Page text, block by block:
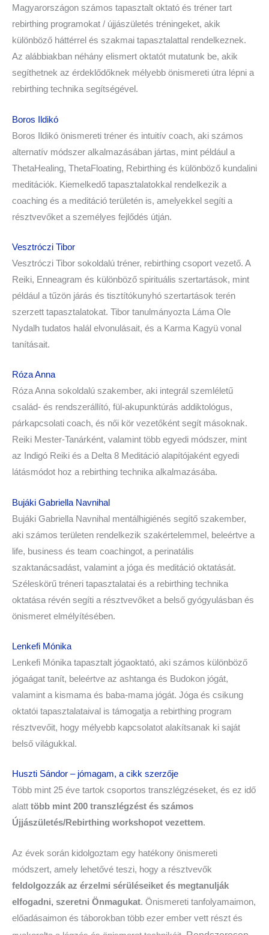
Magyarországon számos tapasztalt oktató és tréner tart
rebirthing programokat / újjászületés tréningeket, akik
különböző háttérrel és szakmai tapasztalattal rendelkeznek.
Az alábbiakban néhány elismert oktatót mutatunk be, akik
segíthetnek az érdeklődőknek mélyebb önismereti útra lépni a
rebirthing technika segítségével.
Boros Ildikó
Boros Ildikó önismereti tréner és intuitív coach, aki számos
alternatív módszer alkalmazásában jártas, mint például a
ThetaHealing, ThetaFloating, Rebirthing és különböző kundalini
meditációk. Kiemelkedő tapasztalatokkal rendelkezik a
coaching és a meditáció területén is, amelyekkel segíti a
résztvevőket a személyes fejlődés útján.
Vesztróczi Tibor
Vesztróczi Tibor sokoldalú tréner, rebirthing csoport vezető. A
Reiki, Enneagram és különböző spirituális szertartások, mint
például a tűzön járás és tisztítókunyhó szertartások terén
szerzett tapasztalatokat. Tibor tanulmányozta Láma Ole
Nydalh tudatos halál elvonulásait, és a Karma Kagyü vonal
tanításait.
Róza Anna
Róza Anna sokoldalú szakember, aki integrál szemléletű
család- és rendszerállító, fül-akupunktúrás addiktológus,
párkapcsolati coach, és női kör vezetőként segít másoknak.
Reiki Mester-Tanárként, valamint több egyedi módszer, mint
az Indigó Reiki és a Delta 8 Meditáció alapítójaként egyedi
látásmódot hoz a rebirthing technika alkalmazásába.
Bujáki Gabriella Navnihal
Bujáki Gabriella Navnihal mentálhigiénés segítő szakember,
aki számos területen rendelkezik szakértelemmel, beleértve a
life, business és team coachingot, a perinatális
szaktanácsadást, valamint a jóga és meditáció oktatását.
Széleskörű tréneri tapasztalatai és a rebirthing technika
oktatása révén segíti a résztvevőket a belső gyógyulásban és
önismeret elmélyítésében.
Lenkefi Mónika
Lenkefi Mónika tapasztalt jógaoktató, aki számos különböző
jógaágat tanít, beleértve az ashtanga és Budokon jógát,
valamint a kismama és baba-mama jógát. Jóga és csikung
oktatói tapasztalataival is támogatja a rebirthing program
résztvevőit, hogy mélyebb kapcsolatot alakítsanak ki saját
belső világukkal.
Huszti Sándor – jómagam, a cikk szerzője
Több mint 25 éve tartok csoportos transzlégzéseket, és ez idő
alatt több mint 200 transzlégzést és számos
Újjászületés/Rebirthing workshopot vezettem.
Az évek során kidolgoztam egy hatékony önismereti
módszert, amely lehetővé teszi, hogy a résztvevők
feldolgozzák az érzelmi sérüléseiket és megtanulják
elfogadni, szeretni Önmagukat. Önismereti tanfolyamaimon,
előadásaimon és táborokban több ezer ember vett részt és